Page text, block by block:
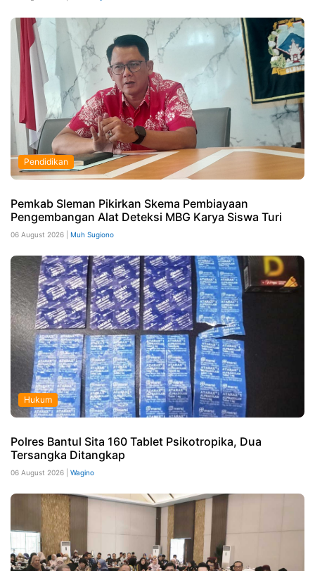
Pendidikan
Pemkab Sleman Pikirkan Skema Pembiayaan
Pengembangan Alat Deteksi MBG Karya Siswa Turi
06 August 2026 | Muh Sugiono
Hukum
Polres Bantul Sita 160 Tablet Psikotropika, Dua
Tersangka Ditangkap
06 August 2026 | Wagino